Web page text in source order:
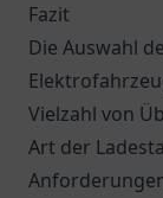
Fazit
Die Auswahl
Vielzahl von
Art der